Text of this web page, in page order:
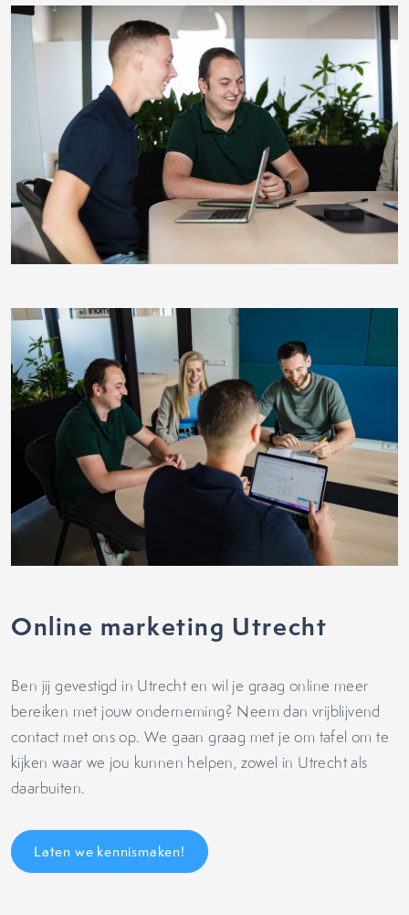
Online marketing Utrecht
Ben jij gevestigd in Utrecht en wil je graag online meer
bereiken met jouw onderneming? Neem dan vrijblijvend
contact met ons op. We gaan graag met je om tafel om te
kijken waar we jou kunnen helpen, zowel in Utrecht als
daarbuiten.
Laten we kennismaken!